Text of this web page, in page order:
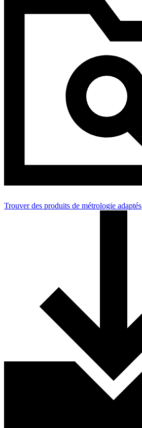
Trouver des produits de métrologie adaptés